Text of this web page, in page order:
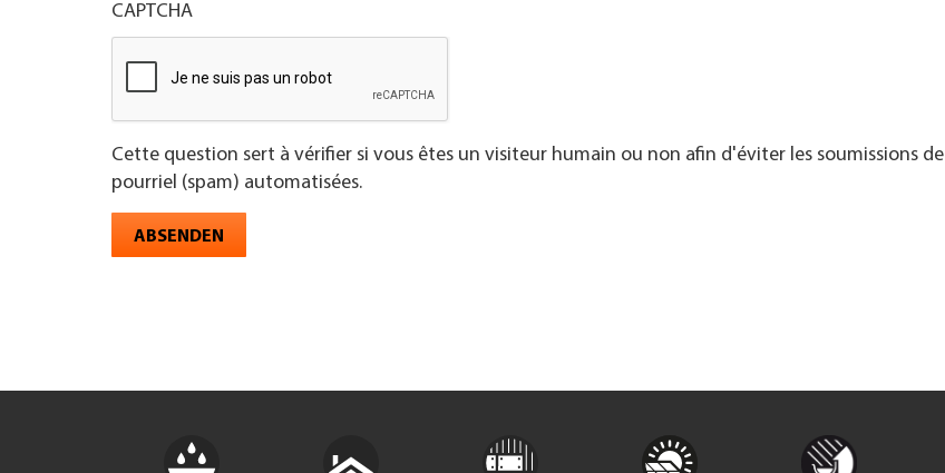
CAPTCHA
Cette question sert à vérifier si vous êtes un visiteur humain ou non afin d'éviter les soumissions de
pourriel (spam) automatisées.
ABSENDEN